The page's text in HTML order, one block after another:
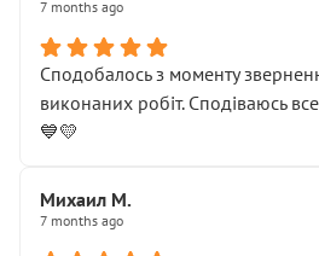
7 months ago
Сподобалось з моменту
виконаних робіт. Сподіваюсь
💙💛
Михаил М.
7 months ago